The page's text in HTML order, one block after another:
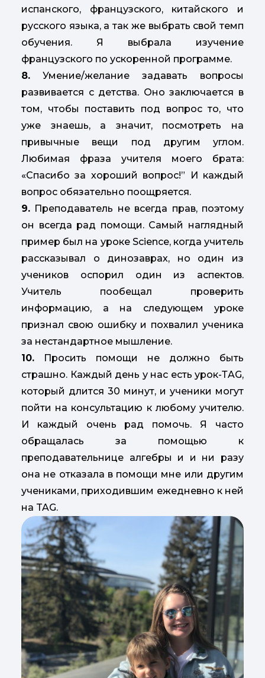
испанского, французского, китайского и
русского языка, а так же выбрать свой темп
обучения. Я выбрала изучение
французского по ускоренной программе.
8. Умение/желание задавать вопросы
развивается с детства. Оно заключается в
том, чтобы поставить под вопрос то, что
уже знаешь, а значит, посмотреть на
привычные вещи под другим углом.
Любимая фраза учителя моего брата:
«Спасибо за хороший вопрос!” И каждый
вопрос обязательно поощряется.
9. Преподаватель не всегда прав, поэтому
он всегда рад помощи. Самый наглядный
пример был на уроке Science, когда учитель
рассказывал о динозаврах, но один из
учеников оспорил один из аспектов.
Учитель пообещал проверить
информацию, а на следующем уроке
признал свою ошибку и похвалил ученика
за нестандартное мышление.
10. Просить помощи не должно быть
страшно. Каждый день у нас есть урок-ТAG,
который длится 30 минут, и ученики могут
пойти на консультацию к любому учителю.
И каждый очень рад помочь. Я часто
обращалась за помощью к
преподавательнице алгебры и и ни разу
она не отказала в помощи мне или другим
учениками, приходившим ежедневно к ней
на TAG.